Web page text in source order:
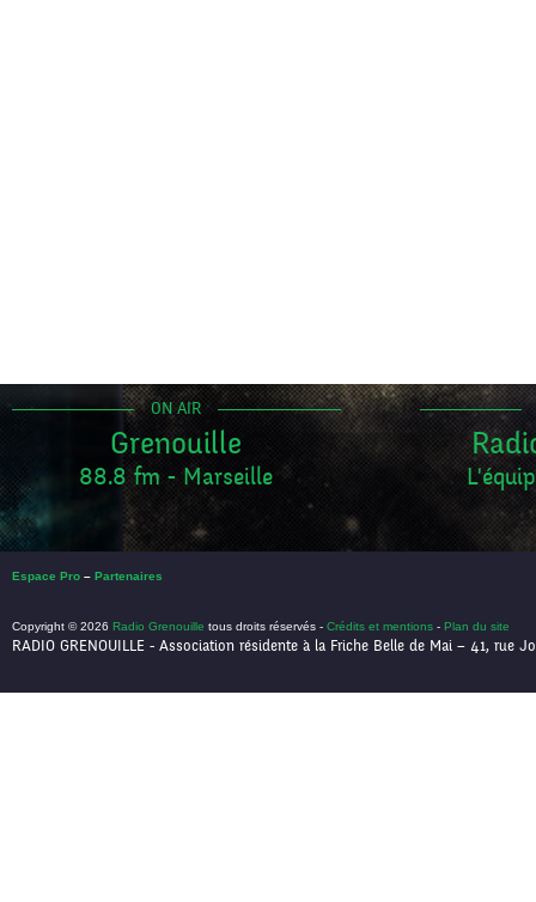
ON AIR
Grenouille
88.8 fm - Marseille
Espace Pro – Partenaires
Copyright © 2026 Radio Grenouille tous droits réservés - Crédits et mentions - Plan du site
RADIO GRENOUILLE - Association résidente à la Friche Belle de Mai – 41, rue